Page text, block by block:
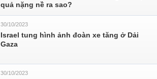
quả nặng nề ra sao?
30/10/2023
Israel tung hình ảnh đoàn xe tăng ở Dải
Gaza
30/10/2023